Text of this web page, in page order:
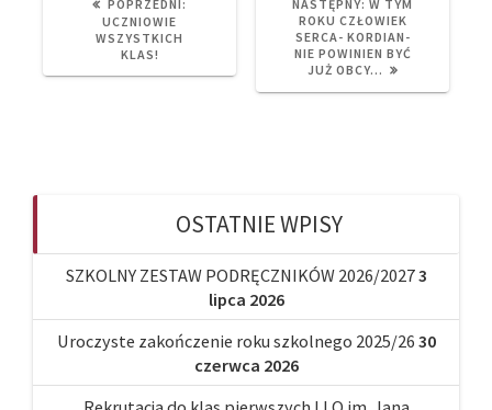
POPRZEDNI:
UCZNIOWIE
WSZYSTKICH
KLAS!
NASTĘPNY:
POST:
W TYM
ROKU CZŁOWIEK
SERCA- KORDIAN-
NIE POWINIEN BYĆ
JUŻ OBCY…
OSTATNIE WPISY
SZKOLNY ZESTAW PODRĘCZNIKÓW 2026/20273
lipca 2026
Uroczyste zakończenie roku szkolnego 2025/26 30
czerwca 2026